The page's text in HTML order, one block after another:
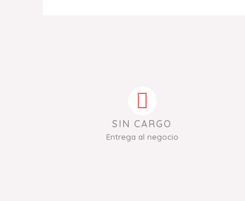
SIN CARGO
Entrega al negocio